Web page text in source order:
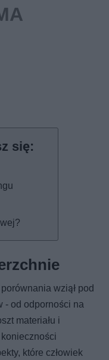
wziął pod
- od odporności na
materiału i
które człowiek